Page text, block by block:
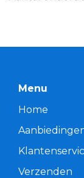
Menu
Home
Verzenden